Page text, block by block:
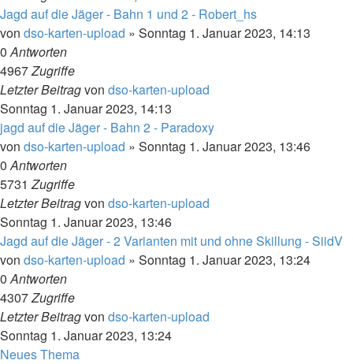
Jagd auf die Jäger - Bahn 1 und 2 - Robert_hs
von dso-karten-upload » Sonntag 1. Januar 2023, 14:13
0Antworten
4967Zugriffe
Letzter Beitragvon dso-karten-upload
Sonntag 1. Januar 2023, 14:13
jagd auf die Jäger - Bahn 2 - Paradoxy
von dso-karten-upload » Sonntag 1. Januar 2023, 13:46
0Antworten
5731Zugriffe
Letzter Beitragvon dso-karten-upload
Sonntag 1. Januar 2023, 13:46
Jagd auf die Jäger - 2 Varianten mit und ohne Skillung - SiidV
von dso-karten-upload » Sonntag 1. Januar 2023, 13:24
0Antworten
4307Zugriffe
Letzter Beitragvon dso-karten-upload
Sonntag 1. Januar 2023, 13:24
Neues Thema